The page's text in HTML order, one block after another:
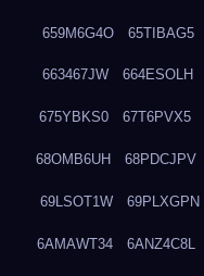
659M6G4O 65TIBAG5
663467JW 664ESOLH
675YBKS0 67T6PVX5
68OMB6UH 68PDCJPV
69LSOT1W 69PLXGPN
6AMAWT34 6ANZ4C8L